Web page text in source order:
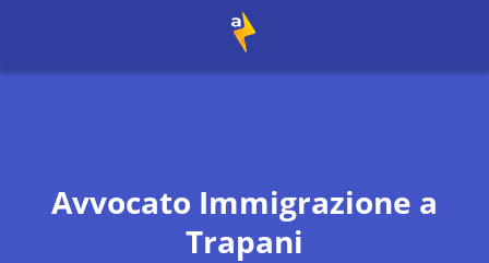
Avvocato Immigrazione a
Trapani